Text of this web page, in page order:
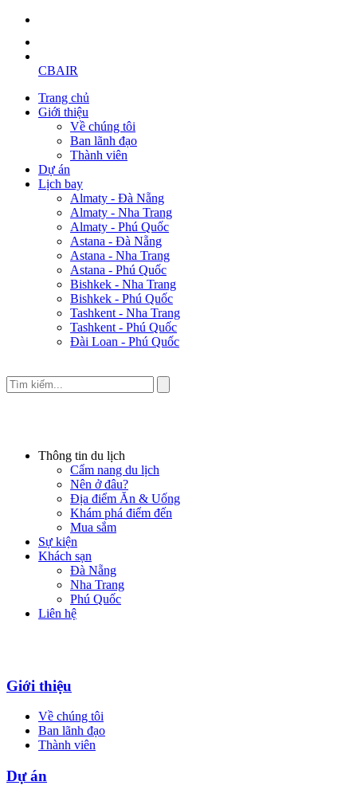
CBAIR
Trang chủ
Giới thiệu
Về chúng tôi
Ban lãnh đạo
Thành viên
Dự án
Lịch bay
Almaty - Đà Nẵng
Almaty - Nha Trang
Almaty - Phú Quốc
Astana - Đà Nẵng
Astana - Nha Trang
Astana - Phú Quốc
Bishkek - Nha Trang
Bishkek - Phú Quốc
Tashkent - Nha Trang
Tashkent - Phú Quốc
Đài Loan - Phú Quốc
Thông tin du lịch
Cẩm nang du lịch
Nên ở đâu?
Địa điểm Ăn & Uống
Khám phá điểm đến
Mua sắm
Sự kiện
Khách sạn
Đà Nẵng
Nha Trang
Phú Quốc
Liên hệ
Giới thiệu
Về chúng tôi
Ban lãnh đạo
Thành viên
Dự án